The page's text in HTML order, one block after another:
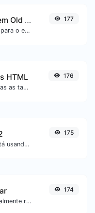
Gerador de texto em Old English
Converta texto normal para o estilo de fonte Old English.
177
HTML
Remova facilmente todas as tags HTML de um bloco de texto.
176
Verifique se um site está usando o novo protocolo HTTP/2 ou não.
175
Obtenha o avatar globalmente reconhecido do gravatar.com para qualquer e-mail.
174